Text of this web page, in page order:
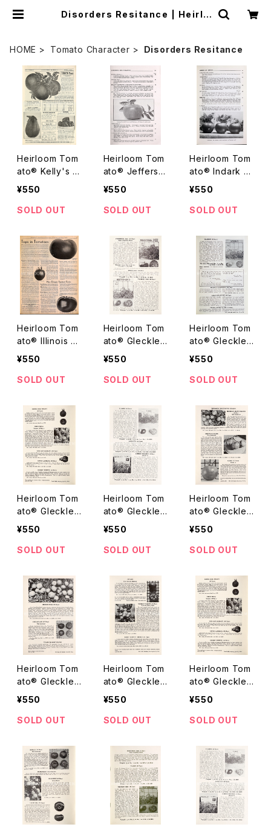
Disorders Resitance | Heirlo
HOME Tomato Character Disorders Resitance
Heirloom Tom
ato® Kelly's E
arliana エアル
リーズ・アーリア
¥550
SOLD OUT
Heirloom Tom
ato® Jefferso
n エアルーム・ト
ソン
¥550
SOLD OUT
Heirloom Tom
ato® Indark エ
アルーム・トマ
¥550
SOLD OUT
Heirloom Tom
ato® Illinois B
altimore エアル
ノイ・バルチモア
¥550
SOLD OUT
Heirloom Tom
ato® Gleckler
s Seedmen's
エアルーム・トマ
ズ・シードマン
ズ・ウェスタン・
レッド
¥550
SOLD OUT
Heirloom Tom
ato® Gleckler
s Seedmen's
Globe エアルー
クラーズ・シード
マンズ・ツツラ・
ドワーフ・グロー
¥550
SOLD OUT
Heirloom Tom
ato® Gleckler
s Seedmen's
アルーム・トマ
ズ・シードマン
ズ・スイック・セ
パル
¥550
SOLD OUT
Heirloom Tom
ato® Gleckler
s Seedmen's
c(Straine C)
ト・グレックラー
ズ・シードマン
ズ・サマー・プロ
リフィック
¥550
SOLD OUT
Heirloom Tom
ato® Gleckler
s Seedmen's
obe エアルー
クラーズ・シード
マンズ・オハイ
オ・W-R 3 グロ
ーブ
¥550
SOLD OUT
Heirloom Tom
ato® Gleckler
s Seedmen's
エアルーム・トマ
ズ・シードマン
ズ・ミッション・ダ
イク
¥550
SOLD OUT
Heirloom Tom
ato® Gleckler
s Seedmen's
Hybrid エアル
レックラーズ・シ
ードマンズ・アー
リー・ジャイアン
ト・F-1・ハイブリ
ッド
¥550
SOLD OUT
Heirloom Tom
ato® Gleckler
s Seedmen's
ーム・トマト・グ
ードマンズ・チェ
リー
¥550
SOLD OUT